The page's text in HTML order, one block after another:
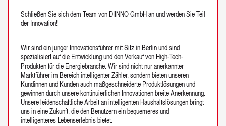
Schließen Sie sich dem Team von DIINNO GmbH an und werden Sie Teil
der Innovation!
Wir sind ein junger Innovationsführer mit Sitz in Berlin und sind
spezialisiert auf die Entwicklung und den Verkauf von High-Tech-
Produkten für die Energiebranche. Wir sind nicht nur anerkannter
Marktführer im Bereich intelligenter Zähler, sondern bieten unseren
Kundinnen und Kunden auch maßgeschneiderte Produktlösungen und
gewinnen durch unsere kontinuierlichen Innovationen breite Anerkennung.
Unsere leidenschaftliche Arbeit an intelligenten Haushaltslösungen bringt
uns in eine Zukunft, die den Benutzern ein bequemeres und
intelligenteres Lebenserlebnis bietet.